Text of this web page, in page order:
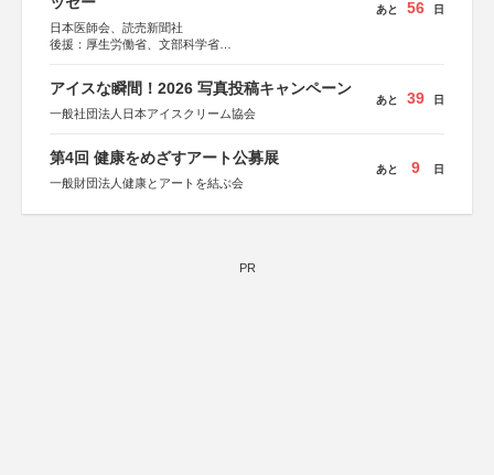
日本医師会、読売新聞社
後援：厚生労働省、文部科学省
あと 56 日
アイスな瞬間！2026 写真投稿キャンペーン
一般社団法人日本アイスクリーム協会
あと 39 日
第4回 健康をめざすアート公募展
一般財団法人健康とアートを結ぶ会
あと 9 日
PR